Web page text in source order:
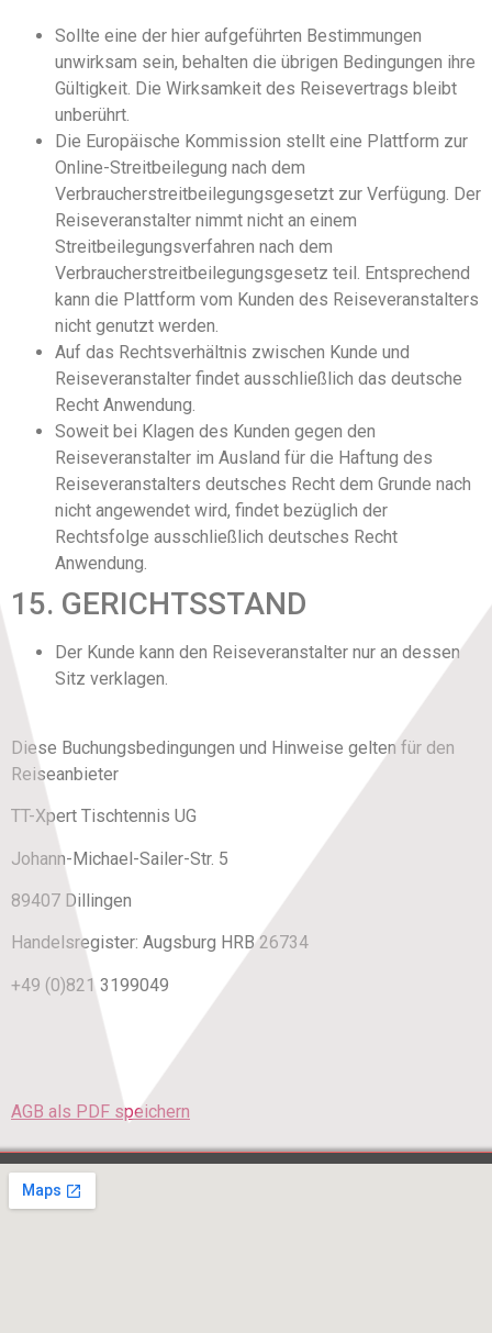
Sollte eine der hier aufgeführten Bestimmungen
unwirksam sein, behalten die übrigen Bedingungen ihre
Gültigkeit. Die Wirksamkeit des Reisevertrags bleibt
unberührt.
Die Europäische Kommission stellt eine Plattform zur
Online-Streitbeilegung nach dem
Verbraucherstreitbeilegungsgesetzt zur Verfügung. Der
Reiseveranstalter nimmt nicht an einem
Streitbeilegungsverfahren nach dem
Verbraucherstreitbeilegungsgesetz teil. Entsprechend
kann die Plattform vom Kunden des Reiseveranstalters
nicht genutzt werden.
Auf das Rechtsverhältnis zwischen Kunde und
Reiseveranstalter findet ausschließlich das deutsche
Recht Anwendung.
Soweit bei Klagen des Kunden gegen den
Reiseveranstalter im Ausland für die Haftung des
Reiseveranstalters deutsches Recht dem Grunde nach
nicht angewendet wird, findet bezüglich der
Rechtsfolge ausschließlich deutsches Recht
Anwendung.
15. GERICHTSSTAND
Der Kunde kann den Reiseveranstalter nur an dessen
Sitz verklagen.
Diese Buchungsbedingungen und Hinweise gelten für den
Reiseanbieter
TT-Xpert Tischtennis UG
Johann-Michael-Sailer-Str. 5
89407 Dillingen
Handelsregister: Augsburg HRB 26734
+49 (0)821 3199049
AGB als PDF speichern